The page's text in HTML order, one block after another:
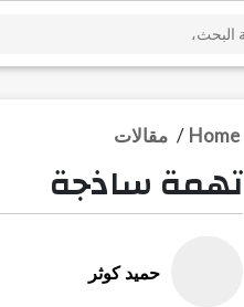
مقالات / Home
تهمة ساذجة
حميد كوثر